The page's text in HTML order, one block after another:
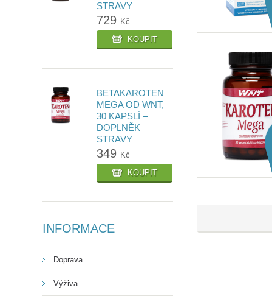
STRAVY
729 Kč
KOUPIT
BETAKAROTEN
MEGA OD WNT,
30 KAPSLÍ –
DOPLNĚK
STRAVY
349 Kč
KOUPIT
INFORMACE
Doprava
Výživa